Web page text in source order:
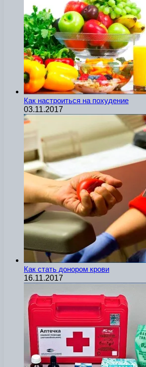
Как настроиться на похудение
03.11.2017
Как стать донором крови
16.11.2017